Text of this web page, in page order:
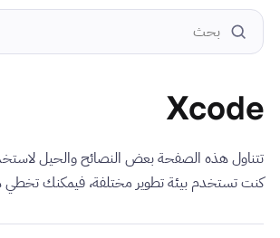
Xcode
كنت تستخدم بيئة تطوير مختلفة، فيمكنك تخطي